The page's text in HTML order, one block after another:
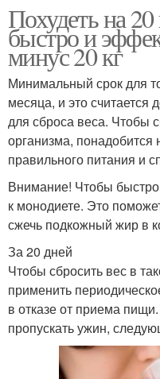
Похудеть на
быстро и
минус 20 кг
Минимальный срок для
месяца, и это считается
для сброса веса. Чтобы
организма,
правильного питания и
Внимание! Чтобы быстро
к монодиете. Это
сжечь подкожный жир в
За 20 дней
Чтобы сбросить вес в
применить
в отказе от приема
пропускать ужин,